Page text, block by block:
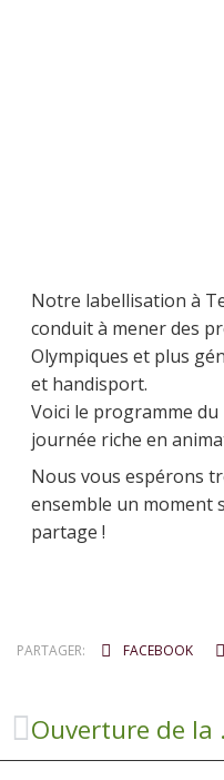
Notre labellisation à
conduit à mener des
Olympiques et plus
et handisport.
Voici le programme
journée riche en
Nous vous espérons
ensemble un moment
partage !
PARTAGER: FACEBOOK